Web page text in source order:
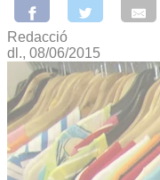
Redacció
dl., 08/06/2015